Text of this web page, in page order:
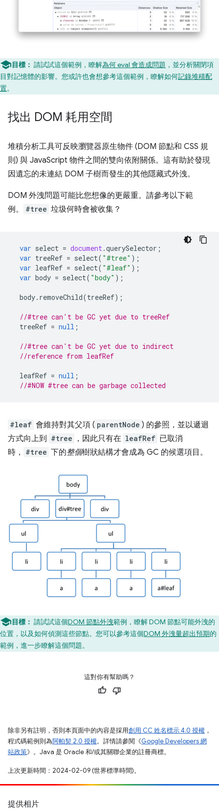
目標： 請試試這個範例，瞭解為何 eval 會造成問題 ，並分析關閉項
目對記憶體的影響。您或許也會想參考這個範例，瞭解如何記錄堆積配
置。
找出 DOM 耗用空間
堆積分析工具可反映瀏覽器原生物件 (DOM 節點和 CSS 規
則) 與 JavaScript 物件之間的雙向依附關係。這有助於發現
因遺忘的未連結 DOM 子樹而發生的其他隱藏式外洩。
DOM 外洩問題可能比您想像的更嚴重。請參考以下範
例。
#tree 垃圾何時會被收集？
var select = document.querySelector ;
var treeRef = select( "#tree" );
var leafRef = select( "#leaf" );
var body = select( "body" );
body. removeChild(treeRef);
//#tree can't be GC yet due to treeRef
treeRef = null ;
//#tree can't be GC yet due to indirect
//reference from leafRef
leafRef = null ;
//#NOW #tree can be garbage collected
#leaf 會維持對其父項 ( parentNode ) 的參照，並以遞迴
方式向上到 #tree ，因此只有在 leafRef 已取消
時，
#tree 下的整個樹狀結構才會成為 GC 的候選項目。
目標： 請試試這個DOM 節點外洩範例，瞭解 DOM 節點可能外洩的
位置，以及如何偵測這些節點。您可以參考這個DOM 外洩量超出預期的
範例，進一步瞭解這個問題。
這對你有幫助嗎？
除非另有註明，否則本頁面中的內容是採用創用 CC 姓名標示 4.0 授權 ，
程式碼範例則為阿帕契 2.0 授權。詳情請參閱《Google Developers 網
站政策》。Java 是 Oracle 和/或其關聯企業的註冊商標。
上次更新時間：2024-02-09 (世界標準時間)。
提供相片